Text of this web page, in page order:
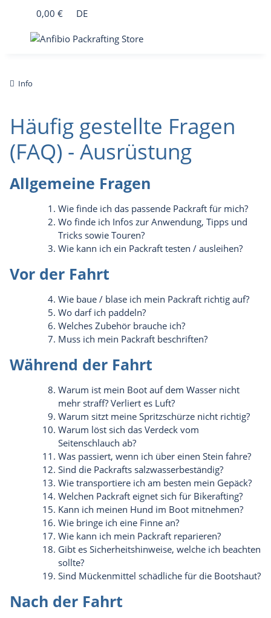
0,00 € DE
Info
Häufig gestellte Fragen
(FAQ) - Ausrüstung
Allgemeine Fragen
Wie finde ich das passende Packraft für mich?
Wo finde ich Infos zur Anwendung, Tipps und
Tricks sowie Touren?
Wie kann ich ein Packraft testen / ausleihen?
Vor der Fahrt
Wie baue / blase ich mein Packraft richtig auf?
Wo darf ich paddeln?
Welches Zubehör brauche ich?
Muss ich mein Packraft beschriften?
Während der Fahrt
Warum ist mein Boot auf dem Wasser nicht
mehr straff? Verliert es Luft?
Warum sitzt meine Spritzschürze nicht richtig?
Warum löst sich das Verdeck vom
Seitenschlauch ab?
Was passiert, wenn ich über einen Stein fahre?
Sind die Packrafts salzwasserbeständig?
Wie transportiere ich am besten mein Gepäck?
Welchen Packraft eignet sich für Bikerafting?
Kann ich meinen Hund im Boot mitnehmen?
Wie bringe ich eine Finne an?
Wie kann ich mein Packraft reparieren?
Gibt es Sicherheitshinweise, welche ich beachten
sollte?
Sind Mückenmittel schädliche für die Bootshaut?
Nach der Fahrt